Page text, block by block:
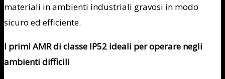
materiali in ambienti industriali gravosi in modo
sicuro ed efficiente.
I primi AMR di classe IP52 ideali per operare negli
ambienti difficili